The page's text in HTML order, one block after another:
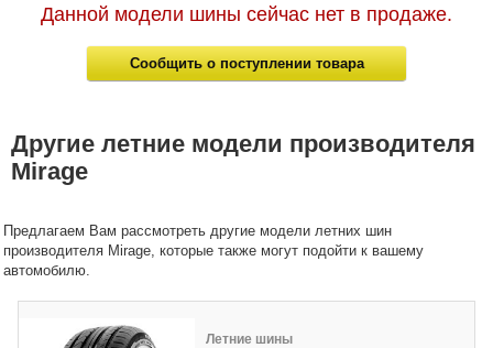
Данной модели шины сейчас нет в продаже.
Сообщить о поступлении товара
Другие летние модели производителя
Mirage
Предлагаем Вам рассмотреть другие модели летних шин
производителя Mirage, которые также могут подойти к вашему
автомобилю.
Летние шины